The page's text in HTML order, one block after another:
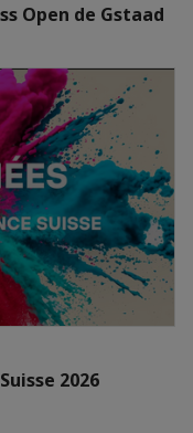
Open de Gstaad
2026